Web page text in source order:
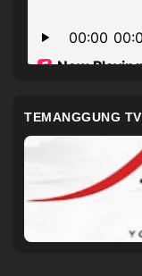
TEMANGGUNG TV